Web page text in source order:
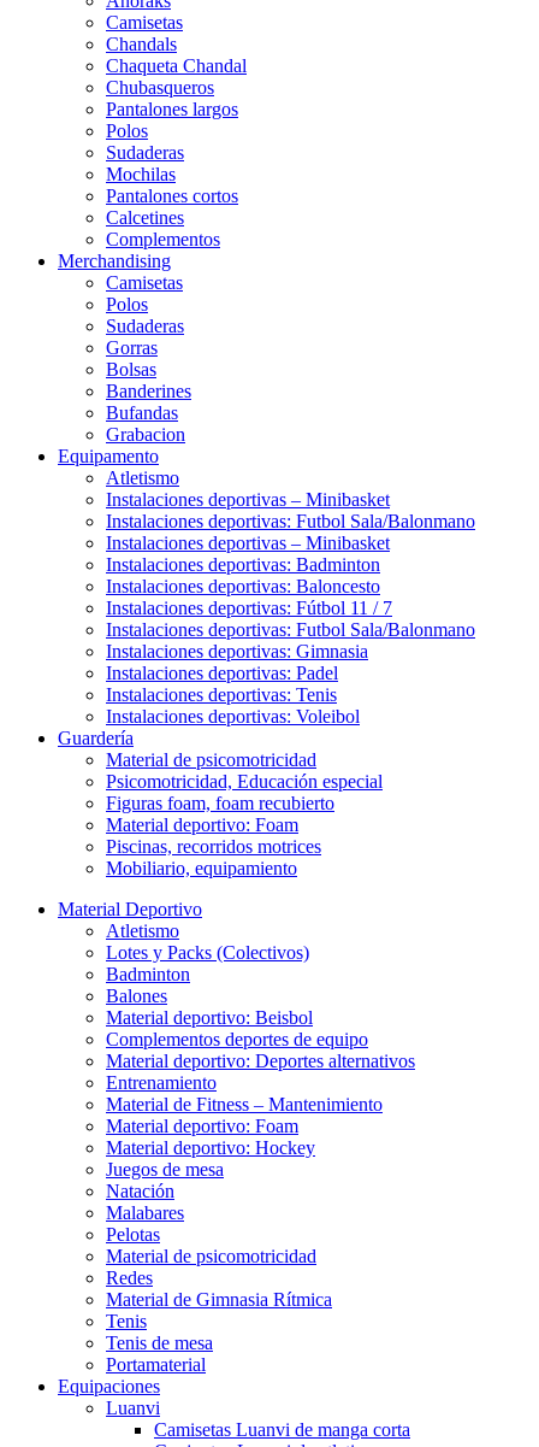
Camisetas
Chandals
Chaqueta Chandal
Chubasqueros
Pantalones largos
Polos
Sudaderas
Mochilas
Pantalones cortos
Calcetines
Complementos
Merchandising
Camisetas
Polos
Sudaderas
Gorras
Bolsas
Banderines
Bufandas
Grabacion
Equipamento
Atletismo
Instalaciones deportivas – Minibasket
Instalaciones deportivas: Futbol Sala/Balonmano
Instalaciones deportivas – Minibasket
Instalaciones deportivas: Badminton
Instalaciones deportivas: Baloncesto
Instalaciones deportivas: Fútbol 11 / 7
Instalaciones deportivas: Futbol Sala/Balonmano
Instalaciones deportivas: Gimnasia
Instalaciones deportivas: Padel
Instalaciones deportivas: Tenis
Instalaciones deportivas: Voleibol
Guardería
Material de psicomotricidad
Psicomotricidad, Educación especial
Figuras foam, foam recubierto
Material deportivo: Foam
Piscinas, recorridos motrices
Mobiliario, equipamiento
Material Deportivo
Atletismo
Lotes y Packs (Colectivos)
Badminton
Balones
Material deportivo: Beisbol
Complementos deportes de equipo
Material deportivo: Deportes alternativos
Entrenamiento
Material de Fitness – Mantenimiento
Material deportivo: Foam
Material deportivo: Hockey
Juegos de mesa
Natación
Malabares
Pelotas
Material de psicomotricidad
Redes
Material de Gimnasia Rítmica
Tenis
Tenis de mesa
Portamaterial
Equipaciones
Luanvi
Camisetas Luanvi de manga corta